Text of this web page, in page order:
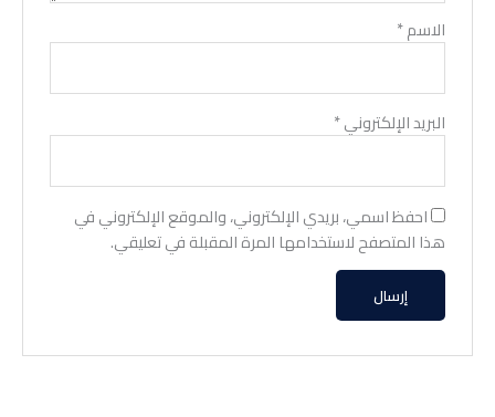
الاسم*
البريد الإلكتروني*
احفظ اسمي، بريدي الإلكتروني، والموقع الإلكتروني في
هذا المتصفح لاستخدامها المرة المقبلة في تعليقي.